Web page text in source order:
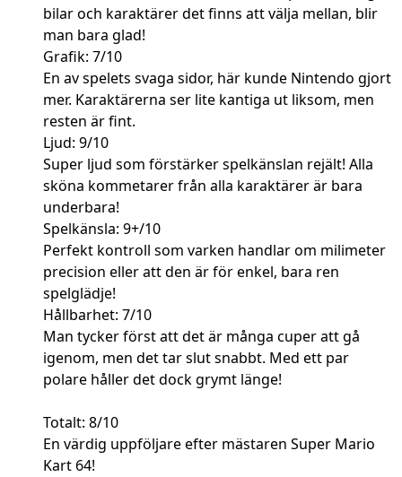
bilar och karaktärer det finns att välja mellan, blir
man bara glad!
Grafik: 7/10
En av spelets svaga sidor, här kunde Nintendo gjort
mer. Karaktärerna ser lite kantiga ut liksom, men
resten är fint.
Ljud: 9/10
Super ljud som förstärker spelkänslan rejält! Alla
sköna kommetarer från alla karaktärer är bara
underbara!
Spelkänsla: 9+/10
Perfekt kontroll som varken handlar om milimeter
precision eller att den är för enkel, bara ren
spelglädje!
Hållbarhet: 7/10
Man tycker först att det är många cuper att gå
igenom, men det tar slut snabbt. Med ett par
polare håller det dock grymt länge!
Totalt: 8/10
En värdig uppföljare efter mästaren Super Mario
Kart 64!